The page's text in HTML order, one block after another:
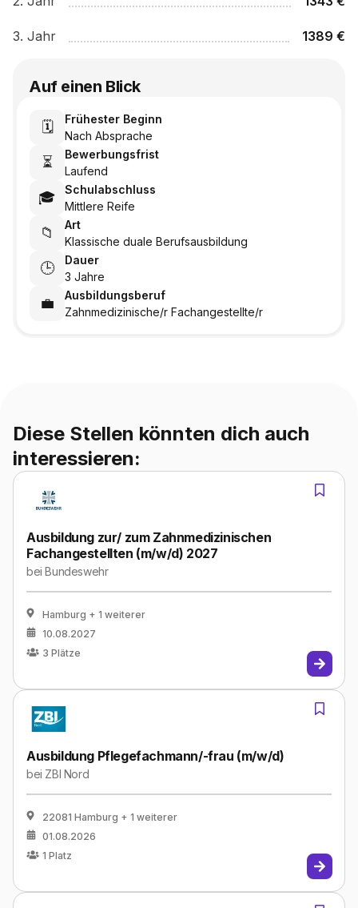
3. Jahr 1389 €
Auf einen Blick
🗓️
Frühester Beginn
Nach Absprache
⏳
Bewerbungsfrist
Laufend
🎓
Schulabschluss
Mittlere Reife
📁
Art
Klassische duale Berufsausbildung
🕒
Dauer
3 Jahre
💼
Ausbildungsberuf
Zahnmedizinische/r Fachangestellte/r
Diese Stellen könnten dich auch
interessieren:
Ausbildung zur/ zum Zahnmedizinischen
Fachangestellten (m/w/d) 2027
beiBundeswehr
Hamburg + 1 weiterer
10.08.2027
3 Plätze
Ausbildung Pflegefachmann/-frau (m/w/d)
bei ZBI Nord
22081 Hamburg + 1 weiterer
01.08.2026
1 Platz